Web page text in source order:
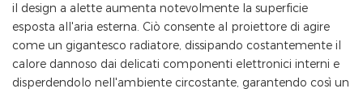
il design a alette aumenta notevolmente la superficie
esposta all'aria esterna. Ciò consente al proiettore di agire
come un gigantesco radiatore, dissipando costantemente il
calore dannoso dai delicati componenti elettronici interni e
disperdendolo nell'ambiente circostante, garantendo così un